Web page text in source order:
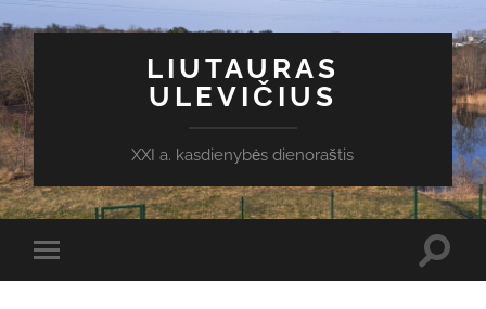
LIUTAURAS
ULEVIČIUS
XXI a. kasdienybės dienoraštis
Toggle
mobile